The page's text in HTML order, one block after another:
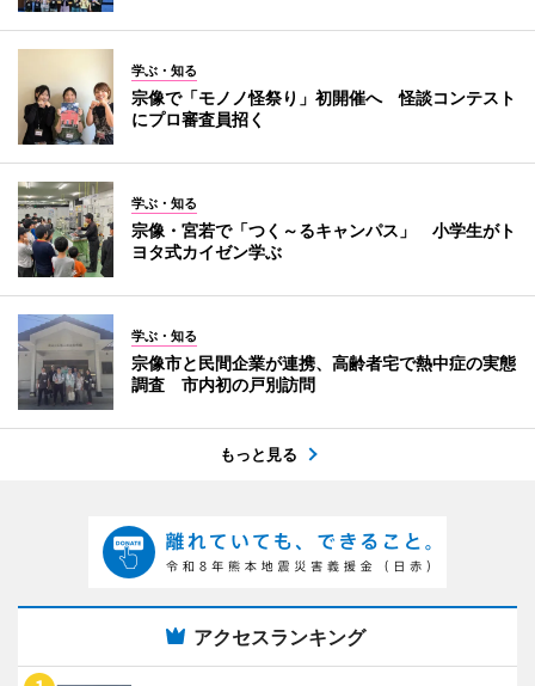
学ぶ・知る
宗像で「モノノ怪祭り」初開催へ 怪談コンテスト
にプロ審査員招く
学ぶ・知る
宗像・宮若で「つく～るキャンパス」 小学生がト
ヨタ式カイゼン学ぶ
学ぶ・知る
宗像市と民間企業が連携、高齢者宅で熱中症の実態
調査 市内初の戸別訪問
もっと見る
アクセスランキング